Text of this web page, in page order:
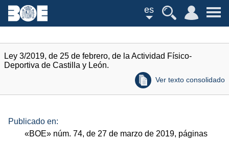
es
Ley 3/2019, de 25 de febrero, de la Actividad Físico-
Deportiva de Castilla y León.
Ver texto consolidado
Publicado en:
«BOE» núm. 74, de 27 de marzo de 2019, páginas